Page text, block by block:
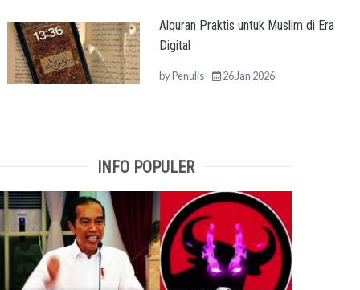
Alquran Praktis untuk Muslim di Era
Digital
byPenulis 26 Jan 2026
INFO POPULER